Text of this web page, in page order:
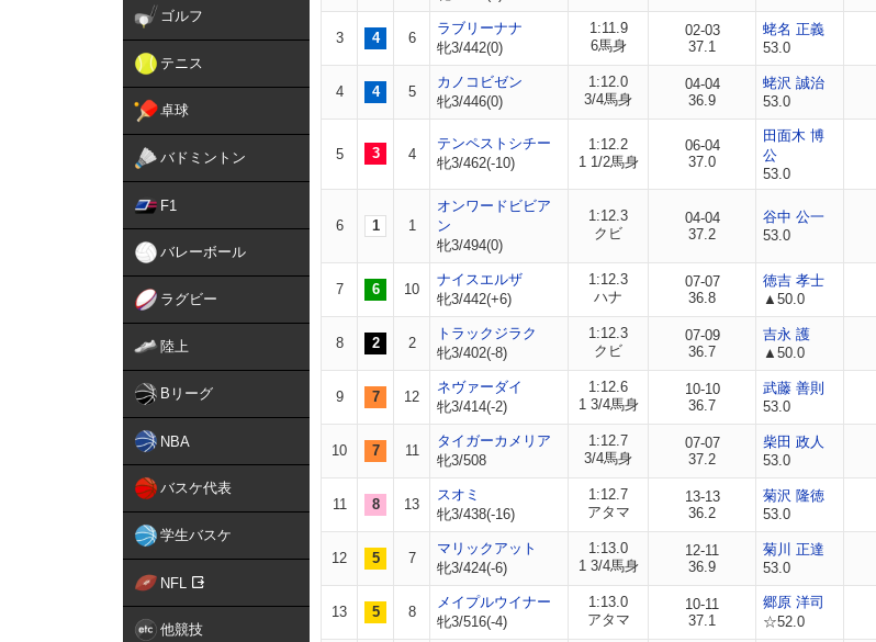
ゴルフ
テニス
卓球
バドミントン
F1
バレーボール
ラグビー
陸上
Bリーグ
NBA
バスケ代表
学生バスケ
NFL
他競技
3 4 6
ラブリーナナ
牝3/442(0)
1:11.9
6馬身
02-03
37.1
蛯名 正義
53.0
4 4 5
カノコビゼン
牝3/446(0)
1:12.0
3/4馬身
04-04
36.9
蛯沢 誠治
53.0
5 3 4
テンペストシチー
牝3/462(-10)
1:12.2
1 1/2馬身
06-04
37.0
田面木 博
公
53.0
6 1 1
オンワードビビア
ン
牝3/494(0)
1:12.3
クビ
04-04
37.2
谷中 公一
53.0
7 6 10
ナイスエルザ
牝3/442(+6)
1:12.3
ハナ
07-07
36.8
徳吉 孝士
▲50.0
8 2 2
トラックジラク
牝3/402(-8)
1:12.3
クビ
07-09
36.7
吉永 護
▲50.0
9 7 12
ネヴァーダイ
牝3/414(-2)
1:12.6
1 3/4馬身
10-10
36.7
武藤 善則
53.0
10 7 11
タイガーカメリア
牝3/508
1:12.7
3/4馬身
07-07
37.2
柴田 政人
53.0
11 8 13
スオミ
牝3/438(-16)
1:12.7
アタマ
13-13
36.2
菊沢 隆徳
53.0
12 5 7
マリックアット
牝3/424(-6)
1:13.0
1 3/4馬身
12-11
36.9
菊川 正達
53.0
13 5 8
メイプルウイナー
牝3/516(-4)
1:13.0
アタマ
10-11
37.1
郷原 洋司
☆52.0